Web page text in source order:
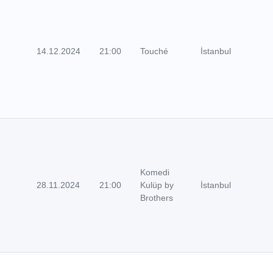
14.12.2024 21:00 Touché İstanbul
28.11.2024 21:00
Komedi
Kulüp by
Brothers
İstanbul